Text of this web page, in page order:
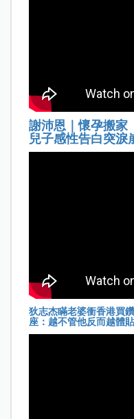
謝沛恩｜懷孕搬家
兒子感性告白突淚
狄志杰瞞老婆衝香港買
座：越不管他反而越體貼